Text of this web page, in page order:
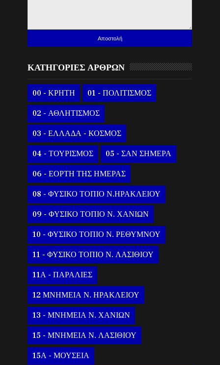
ΚΑΤΗΓΟΡΙΕΣ ΑΡΘΡΩΝ
00 - ΚΡΗΤΗ 01 - ΠΟΛΙΤΙΣΜΟΣ
02 - ΑΘΛΗΤΙΣΜΟΣ
03 - ΕΛΛΑΔΑ - ΚΟΣΜΟΣ
04 - ΤΟΥΡΙΣΜΟΣ 05 - ΣΑΝ ΣΗΜΕΡΑ
06 - ΕΟΡΤΗ ΤΗΣ ΗΜΕΡΑΣ
08 - ΦΥΣΙΚΟ ΤΟΠΙΟ Ν.ΗΡΑΚΛΕΙΟΥ
09 - ΦΥΣΙΚΟ ΤΟΠΙΟ Ν. ΧΑΝΙΩΝ
10 - ΦΥΣΙΚΟ ΤΟΠΙΟ Ν. ΡΕΘΥΜΝΟΥ
11 - ΦΥΣΙΚΟ ΤΟΠΙΟ Ν. ΛΑΣΙΘΙΟΥ
11Α - ΠΑΡΑΛΙΕΣ
12 ΜΝΗΜΕΙΑ Ν. ΗΡΑΚΛΕΙΟΥ
13 - ΜΝΗΜΕΙΑ Ν. ΧΑΝΙΩΝ
15 - ΜΝΗΜΕΙΑ Ν. ΛΑΣΙΘΙΟΥ
15Α - ΜΟΥΣΕΙΑ